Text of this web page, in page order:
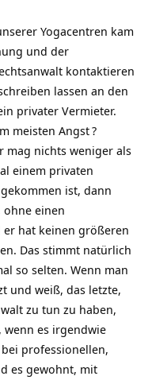
Yogacentren kam
und der
kontaktieren
lassen an den
privater Vermieter.
meisten Angst?
mag nichts weniger als
einem privaten
ist, dann
einen
er hat keinen größeren
Das stimmt natürlich
so selten. Wenn man
und weiß, das letzte,
zu tun zu haben,
wenn es irgendwie
professionellen,
es gewohnt, mit